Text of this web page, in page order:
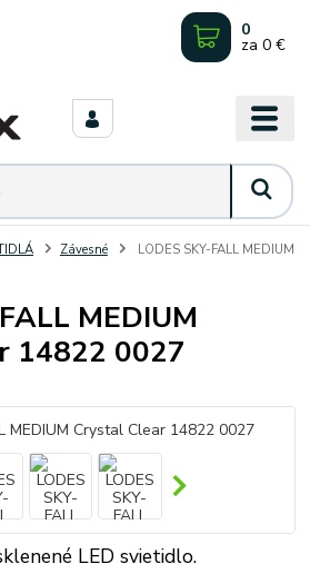
0
za 0 €
Závesné
LODES SKY-FALL MEDIUM
MEDIUM
14822 0027
LED svietidlo.